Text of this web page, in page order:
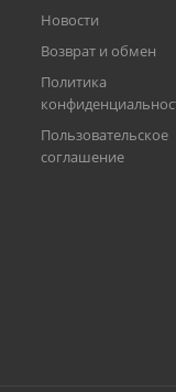
Новости
Возврат и обмен
Политика
Пользовательское
соглашение